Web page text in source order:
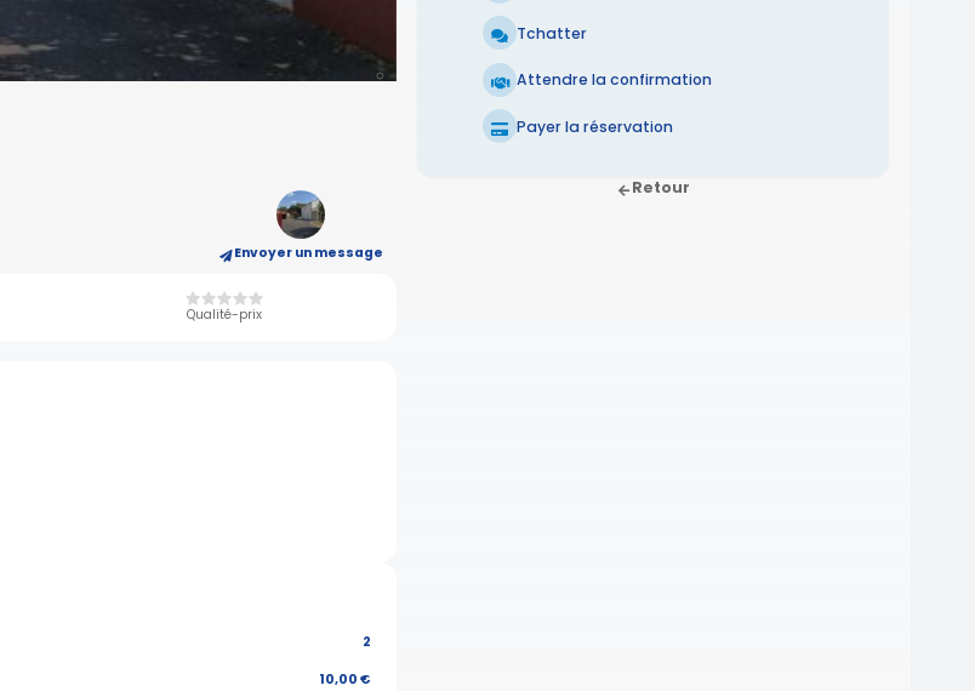
Envoyer un message
Qualité-prix
Tchatter
Attendre la confirmation
Payer la réservation
Retour
2
10,00 €